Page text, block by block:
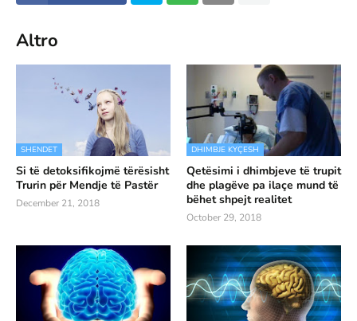
Altro
SHENDET
Si të detoksifikojmë tërësisht
Trurin për Mendje të Pastër
December 21, 2018
DHIMBJE KYÇESH
Qetësimi i dhimbjeve të trupit
dhe plagëve pa ilaçe mund të
bëhet shpejt realitet
October 29, 2018